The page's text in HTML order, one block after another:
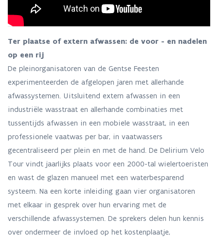
Ter plaatse of extern afwassen: de voor - en nadelen
op een rij
De pleinorganisatoren van de Gentse Feesten
experimenteerden de afgelopen jaren met allerhande
afwassystemen. Uitsluitend extern afwassen in een
industriële wasstraat en allerhande combinaties met
tussentijds afwassen in een mobiele wasstraat, in een
professionele vaatwas per bar, in vaatwassers
gecentraliseerd per plein en met de hand. De Delirium Velo
Tour vindt jaarlijks plaats voor een 2000-tal wielertoeristen
en wast de glazen manueel met een waterbesparend
systeem. Na een korte inleiding gaan vier organisatoren
met elkaar in gesprek over hun ervaring met de
verschillende afwassystemen. De sprekers delen hun kennis
over ondermeer de invloed op het kostenplaatje,